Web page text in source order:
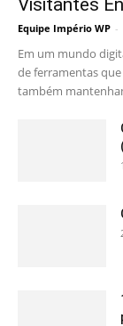
Visitantes
Equipe Império WP -
Em um mundo
de ferramentas
também